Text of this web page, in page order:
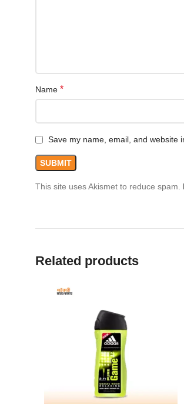
Name *
Save my name, email, and website
This site uses Akismet to reduce spam.
Related products